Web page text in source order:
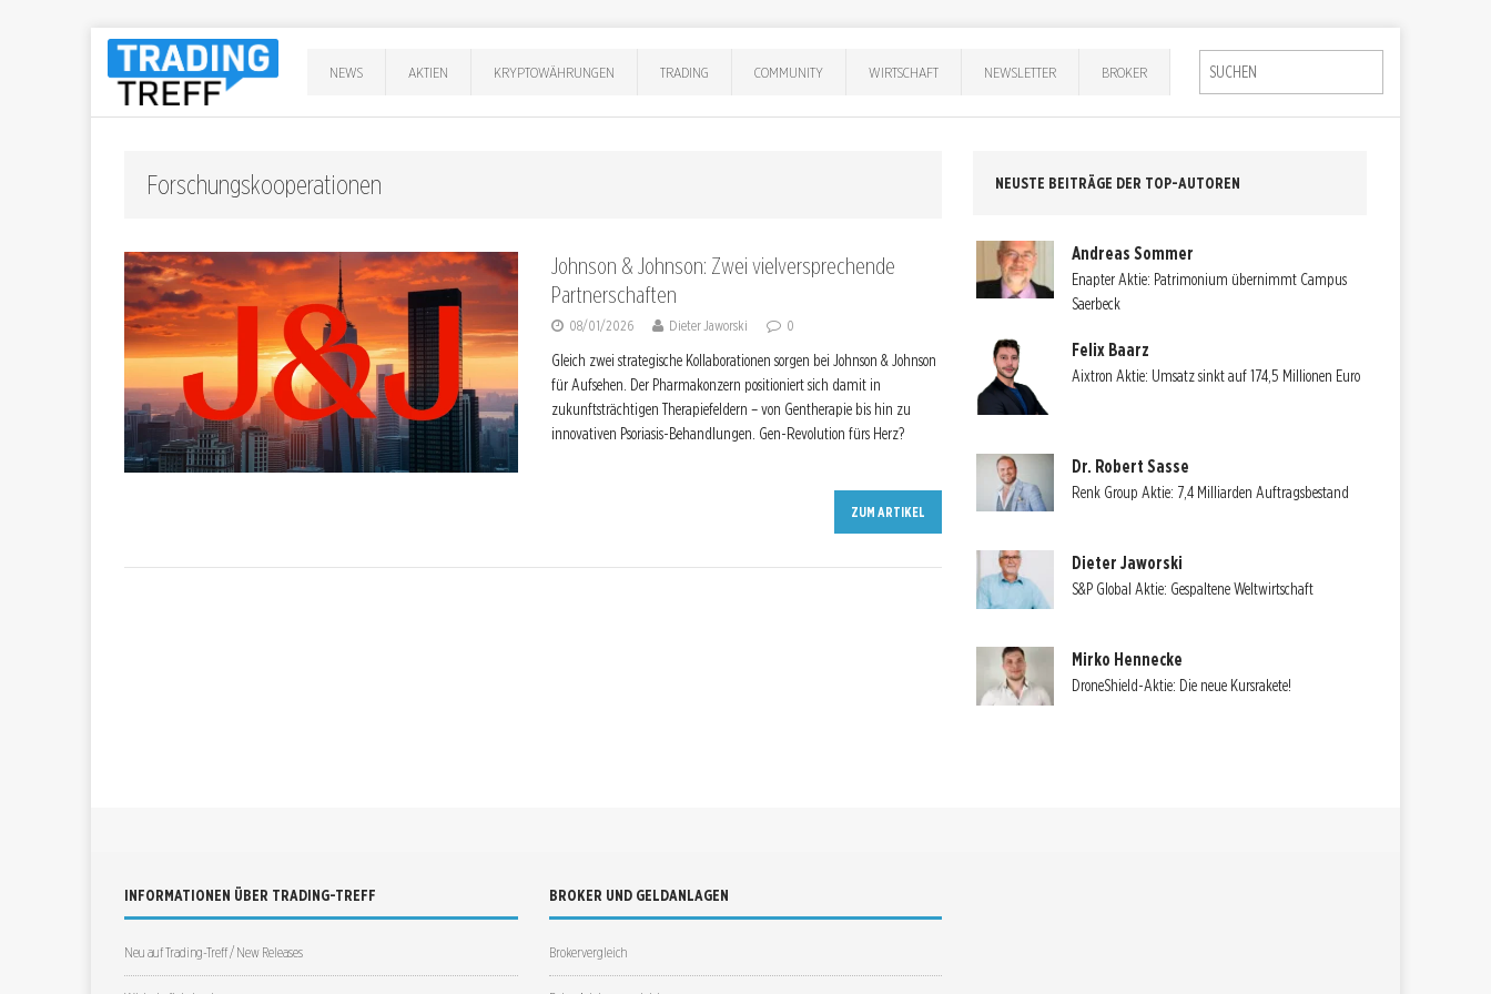
NEWS AKTIEN KRYPTOWÄHRUNGEN TRADING COMMUNITY WIRTSCHAFT NEWSLETTER BROKER
Forschungskooperationen
Johnson & Johnson: Zwei vielversprechende
Partnerschaften
08/01/2026 Dieter Jaworski 0
Gleich zwei strategische Kollaborationen sorgen bei Johnson & Johnson
für Aufsehen. Der Pharmakonzern positioniert sich damit in
zukunftsträchtigen Therapiefeldern – von Gentherapie bis hin zu
innovativen Psoriasis-Behandlungen. Gen-Revolution fürs Herz?
ZUM ARTIKEL
NEUSTE BEITRÄGE DER TOP-AUTOREN
Andreas Sommer
Enapter Aktie: Patrimonium übernimmt Campus
Saerbeck
Felix Baarz
Aixtron Aktie: Umsatz sinkt auf 174,5 Millionen Euro
Dr. Robert Sasse
Renk Group Aktie: 7,4 Milliarden Auftragsbestand
Dieter Jaworski
S&P Global Aktie: Gespaltene Weltwirtschaft
Mirko Hennecke
DroneShield-Aktie: Die neue Kursrakete!
INFORMATIONEN ÜBER TRADING-TREFF
Neu auf Trading-Treff / New Releases
BROKER UND GELDANLAGEN
Brokervergleich